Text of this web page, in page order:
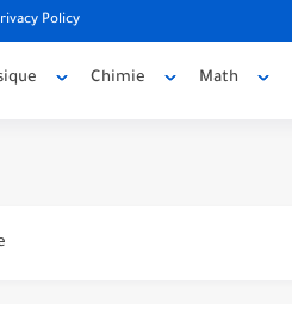
Policy
Chimie Math